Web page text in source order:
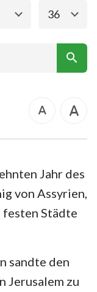
36
Jahr des
von Assyrien,
festen Städte
sandte den
Jerusalem zu